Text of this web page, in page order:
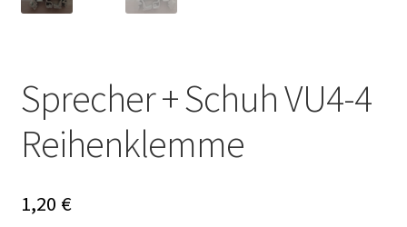
Sprecher + Schuh VU4-4
Reihenklemme
1,20 €